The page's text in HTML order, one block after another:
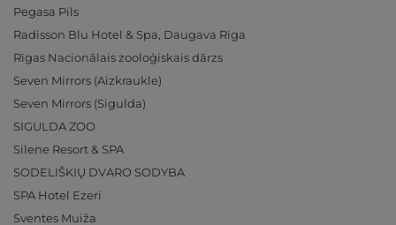
Pegasa Pils
Radisson Blu Hotel & Spa, Daugava Riga
Rīgas Nacionālais zooloģiskais dārzs
Seven Mirrors (Aizkraukle)
Seven Mirrors (Sigulda)
SIGULDA ZOO
Silene Resort & SPA
SODELIŠKIŲ DVARO SODYBA
SPA Hotel Ezeri
Sventes Muiža